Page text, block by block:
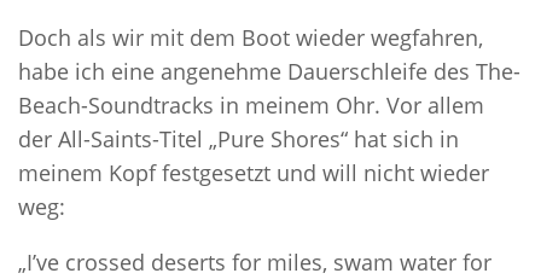
Doch als wir mit dem Boot wieder wegfahren,
habe ich eine angenehme Dauerschleife des The-
Beach-Soundtracks in meinem Ohr. Vor allem
der All-Saints-Titel „Pure Shores“ hat sich in
meinem Kopf festgesetzt und will nicht wieder
weg:
„I’ve crossed deserts for miles, swam water for